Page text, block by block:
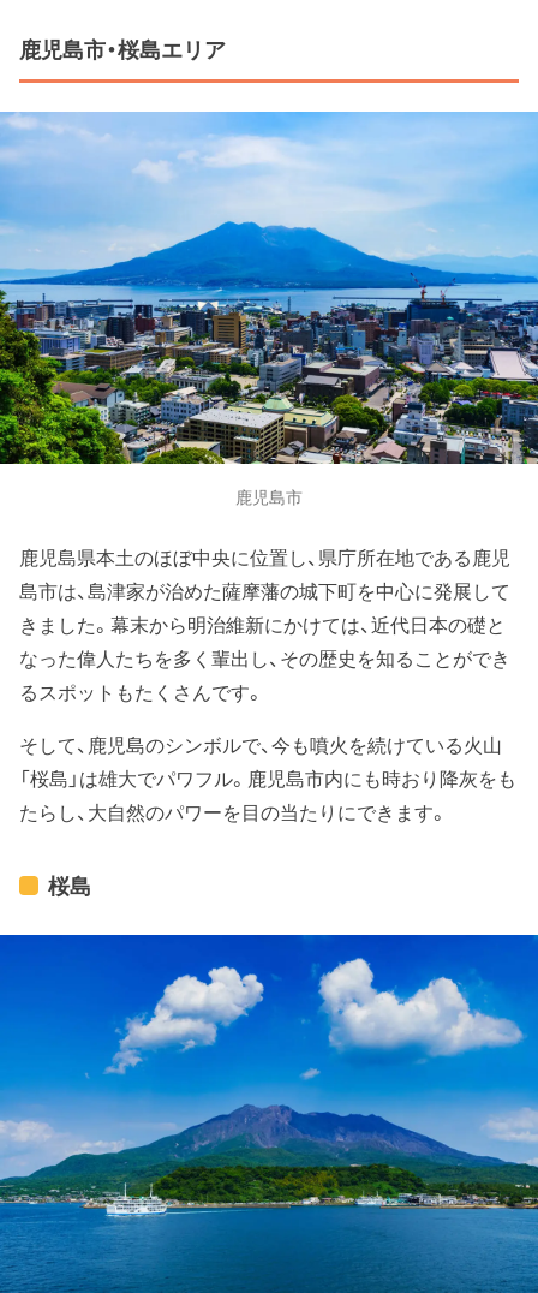
鹿児島市・桜島エリア
鹿児島市
鹿児島県本土のほぼ中央に位置し、県庁所在地である鹿児
島市は、島津家が治めた薩摩藩の城下町を中心に発展して
きました。幕末から明治維新にかけては、近代日本の礎と
なった偉人たちを多く輩出し、その歴史を知ることができ
るスポットもたくさんです。
そして、鹿児島のシンボルで、今も噴火を続けている火山
「桜島」は雄大でパワフル。鹿児島市内にも時おり降灰をも
たらし、大自然のパワーを目の当たりにできます。
桜島